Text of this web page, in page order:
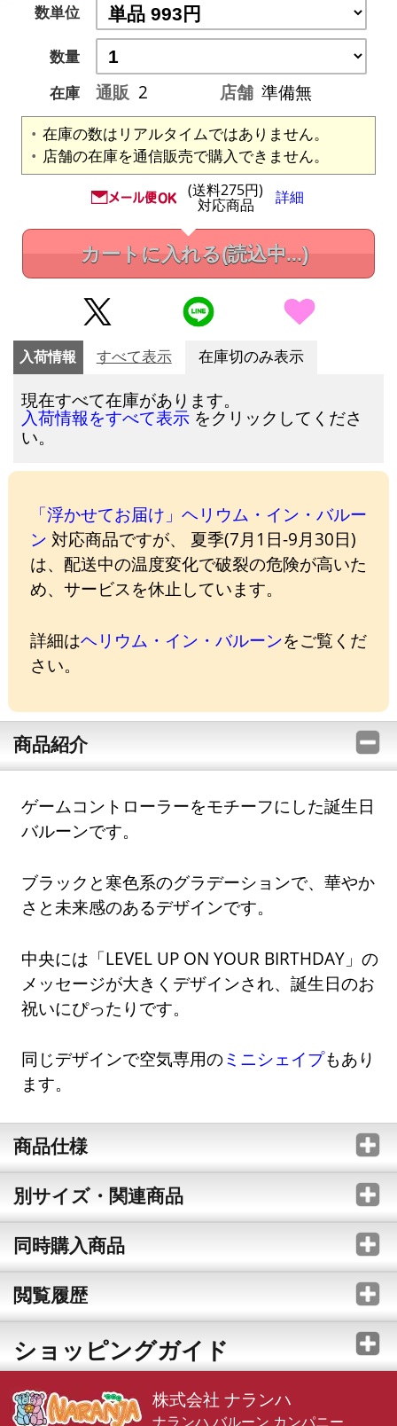
数単位
数量
在庫
通販 2 店舗 準備無
在庫の数はリアルタイムではありません。
店舗の在庫を通信販売で購入できません。
(送料275円)
対応商品 詳細
カートに入れる(読込中...)
入荷情報 すべて表示 在庫切のみ表示
現在すべて在庫があります。
入荷情報をすべて表示 をクリックしてくださ
い。
「浮かせてお届け」ヘリウム・イン・バルー
ン 対応商品ですが、 夏季(7月1日-9月30日)
は、配送中の温度変化で破裂の危険が高いた
め、サービスを休止しています。
詳細はヘリウム・イン・バルーンをご覧くだ
さい。
商品紹介
ゲームコントローラーをモチーフにした誕生日
バルーンです。
ブラックと寒色系のグラデーションで、華やか
さと未来感のあるデザインです。
中央には「LEVEL UP ON YOUR BIRTHDAY」の
メッセージが大きくデザインされ、誕生日のお
祝いにぴったりです。
同じデザインで空気専用のミニシェイプもあり
ます。
商品仕様
別サイズ・関連商品
同時購入商品
閲覧履歴
ショッピングガイド
株式会社 ナランハ
ナランハ バルーン カンパニー